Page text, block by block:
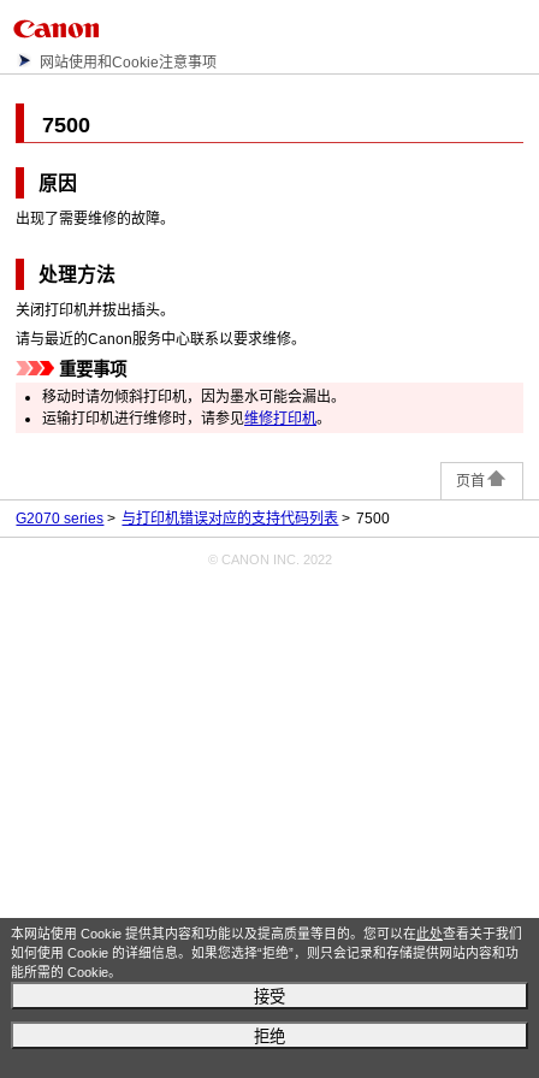
本网站使用 Cookie 提供其内容和功能以及提高质量等目的。您可以在此处查看关于我们
如何使用 Cookie 的详细信息。如果您选择“拒绝”，则只会记录和存储提供网站内容和功
能所需的 Cookie。
接受
拒绝
网站使用和Cookie注意事项
7500
原因
出现了需要维修的故障。
处理方法
关闭打印机并拔出插头。
请与最近的Canon服务中心联系以要求维修。
重要事项
移动时请勿倾斜打印机，因为墨水可能会漏出。
运输打印机进行维修时，请参见维修打印机。
页首
G2070 series 与打印机错误对应的支持代码列表 7500
© CANON INC. 2022